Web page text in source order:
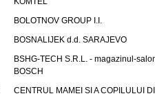
BOLOTNOV GROUP I.I.
BOSNALIJEK d.d. SARAJEVO
BSHG-TECH S.R.L. - magazinul-
BOSCH
CENTRUL MAMEI SI A COPILULUI